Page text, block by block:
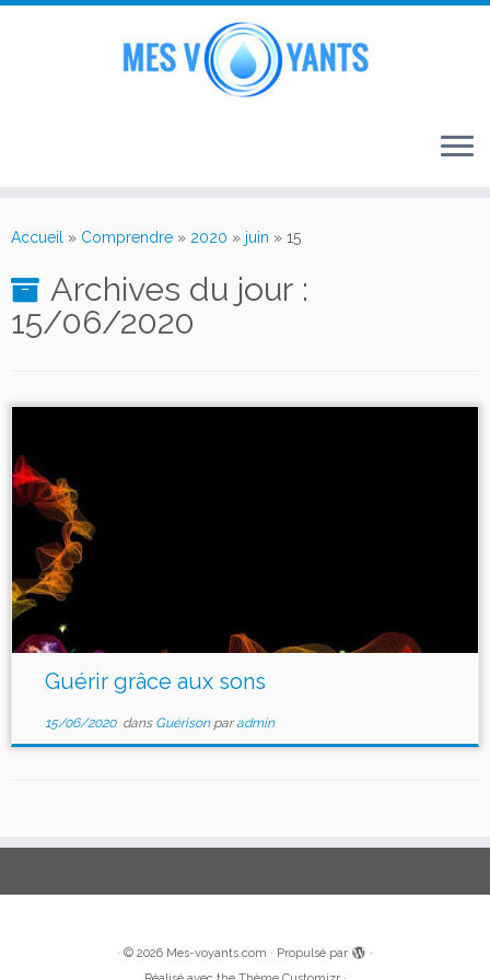
auAccueil » Comprendre » 2020 » juin » 15
Archives du jour :
15/06/2020
Guérir grâce aux sons
15/06/2020dans Guérison paradmin
· © 2026 Mes-voyants.com · Propulsé par
·